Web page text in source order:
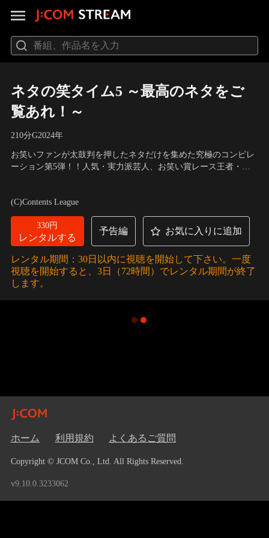
ネタの笑タイム5 ～最高のネタをご
覧あれ！～
210分G2024年
お笑いファンが太鼓判を押したネタだけを集めた究極のコンピレ
ーション第5弾！！人気・実力派芸人、お笑い賞レース王者・フ
(C)Contents League
330円
レンタルする
予告編 お気に入りに追加
レンタル期間：30日以内に視聴を開始して下さい。一度
視聴を開始すると、3日（72時間）でレンタル期間が終了
します。
ホーム 利用規約 よくあるご質問
Copyright © JCOM Co., Ltd. All Rights Reserved.
v9.10.0.3233062